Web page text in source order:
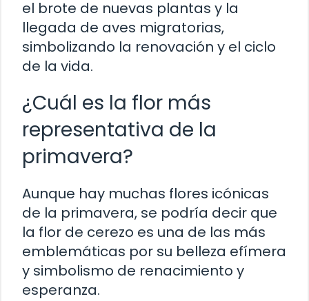
el brote de nuevas plantas y la
llegada de aves migratorias,
simbolizando la renovación y el ciclo
de la vida.
¿Cuál es la flor más
representativa de la
primavera?
Aunque hay muchas flores icónicas
de la primavera, se podría decir que
la flor de cerezo es una de las más
emblemáticas por su belleza efímera
y simbolismo de renacimiento y
esperanza.